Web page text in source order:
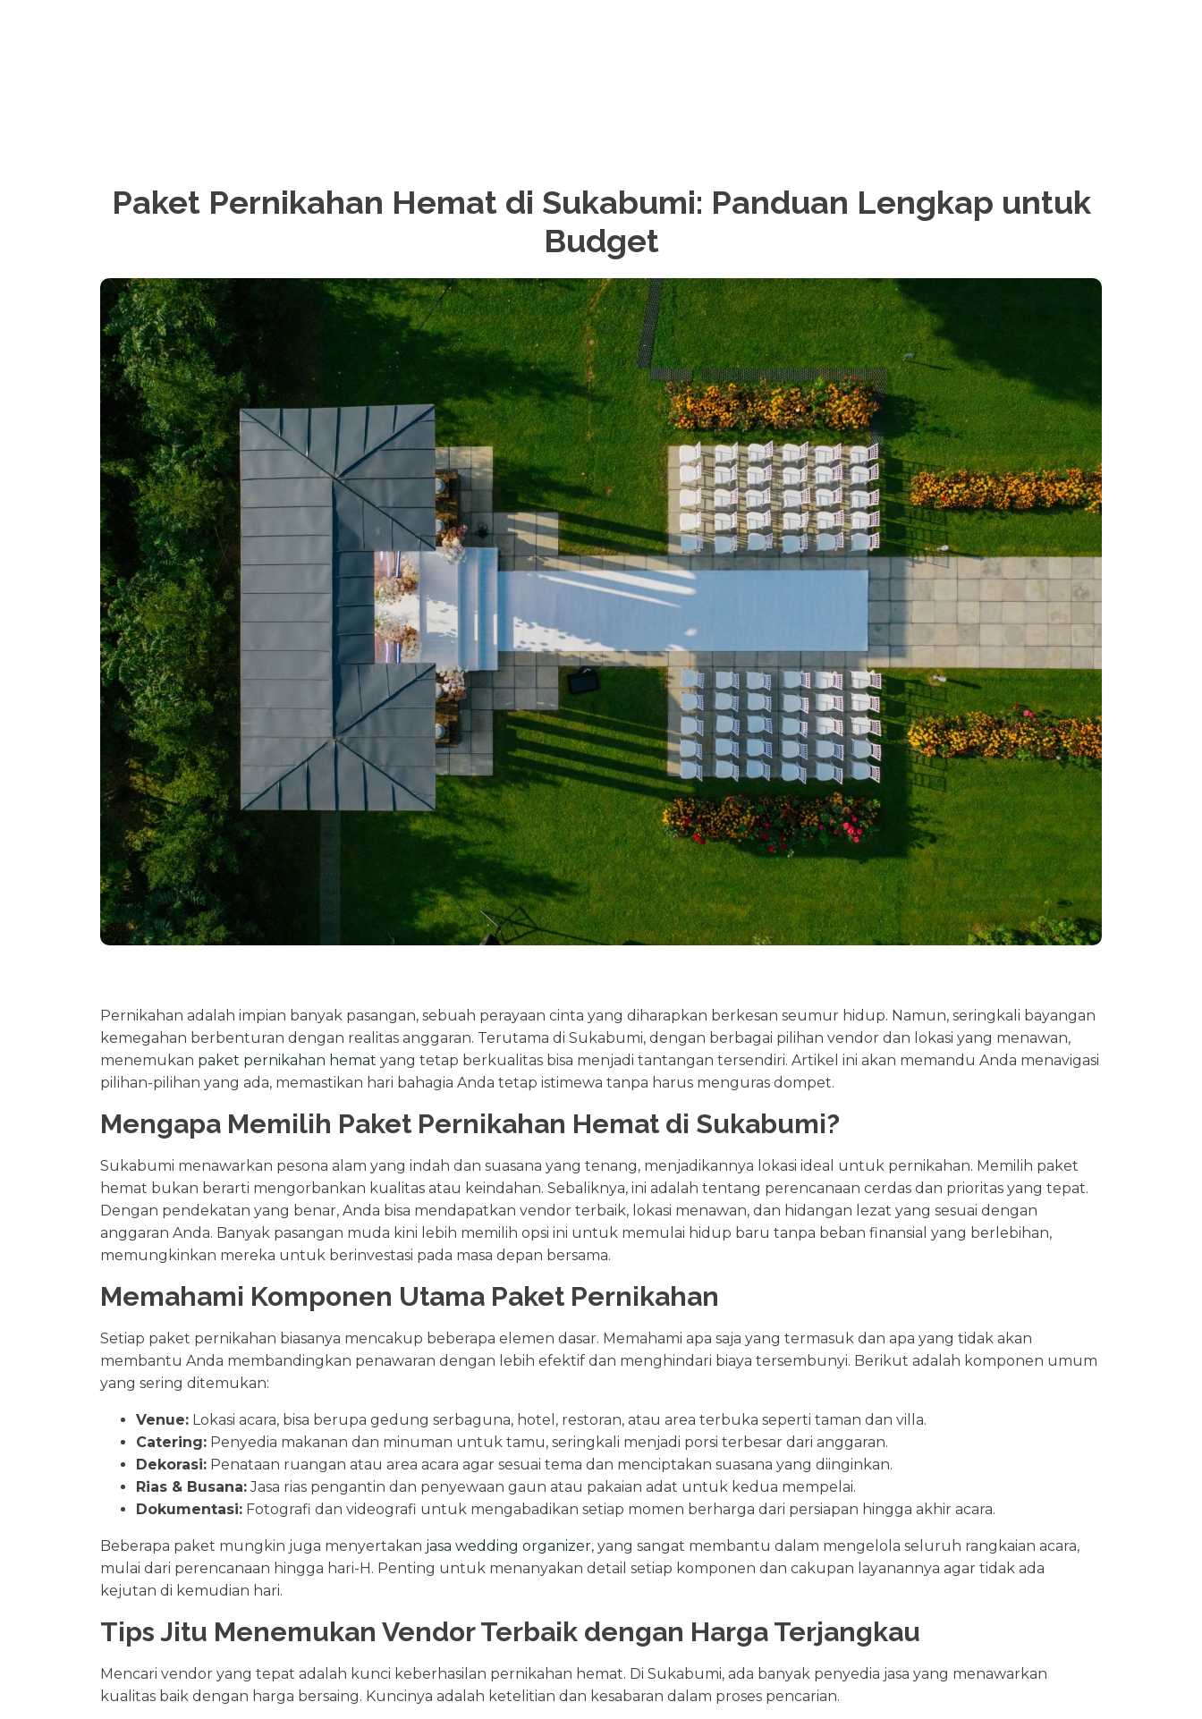
Paket Pernikahan Hemat di Sukabumi: Panduan Lengkap untuk
Budget
Pernikahan adalah impian banyak pasangan, sebuah perayaan cinta yang diharapkan berkesan seumur hidup. Namun, seringkali bayangan
kemegahan berbenturan dengan realitas anggaran. Terutama di Sukabumi, dengan berbagai pilihan vendor dan lokasi yang menawan,
menemukan paket pernikahan hemat yang tetap berkualitas bisa menjadi tantangan tersendiri. Artikel ini akan memandu Anda menavigasi
pilihan-pilihan yang ada, memastikan hari bahagia Anda tetap istimewa tanpa harus menguras dompet.
Mengapa Memilih Paket Pernikahan Hemat di Sukabumi?
Sukabumi menawarkan pesona alam yang indah dan suasana yang tenang, menjadikannya lokasi ideal untuk pernikahan. Memilih paket
hemat bukan berarti mengorbankan kualitas atau keindahan. Sebaliknya, ini adalah tentang perencanaan cerdas dan prioritas yang tepat.
Dengan pendekatan yang benar, Anda bisa mendapatkan vendor terbaik, lokasi menawan, dan hidangan lezat yang sesuai dengan
anggaran Anda. Banyak pasangan muda kini lebih memilih opsi ini untuk memulai hidup baru tanpa beban finansial yang berlebihan,
memungkinkan mereka untuk berinvestasi pada masa depan bersama.
Memahami Komponen Utama Paket Pernikahan
Setiap paket pernikahan biasanya mencakup beberapa elemen dasar. Memahami apa saja yang termasuk dan apa yang tidak akan
membantu Anda membandingkan penawaran dengan lebih efektif dan menghindari biaya tersembunyi. Berikut adalah komponen umum
yang sering ditemukan:
Venue: Lokasi acara, bisa berupa gedung serbaguna, hotel, restoran, atau area terbuka seperti taman dan villa.
Catering: Penyedia makanan dan minuman untuk tamu, seringkali menjadi porsi terbesar dari anggaran.
Dekorasi: Penataan ruangan atau area acara agar sesuai tema dan menciptakan suasana yang diinginkan.
Rias & Busana:Jasa rias pengantin dan penyewaan gaun atau pakaian adat untuk kedua mempelai.
Dokumentasi: Fotografi dan videografi untuk mengabadikan setiap momen berharga dari persiapan hingga akhir acara.
Beberapa paket mungkin juga menyertakan jasa wedding organizer, yang sangat membantu dalam mengelola seluruh rangkaian acara,
mulai dari perencanaan hingga hari-H. Penting untuk menanyakan detail setiap komponen dan cakupan layanannya agar tidak ada
kejutan di kemudian hari.
Tips Jitu Menemukan Vendor Terbaik dengan Harga Terjangkau
Mencari vendor yang tepat adalah kunci keberhasilan pernikahan hemat. Di Sukabumi, ada banyak penyedia jasa yang menawarkan
kualitas baik dengan harga bersaing. Kuncinya adalah ketelitian dan kesabaran dalam proses pencarian.